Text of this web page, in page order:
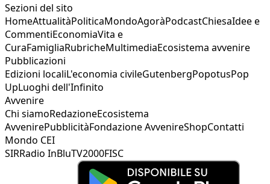
Sezioni del sito
HomeAttualitàPoliticaMondoAgoràPodcastChiesaIdee e
CommentiEconomiaVita e
CuraFamigliaRubricheMultimediaEcosistema avvenire
Pubblicazioni
Edizioni localiL'economia civileGutenbergPopotusPop
UpLuoghi dell'Infinito
Avvenire
Chi siamoRedazioneEcosistema
AvvenirePubblicitàFondazione AvvenireShopContatti
Mondo CEI
SIRRadio InBluTV2000FISC